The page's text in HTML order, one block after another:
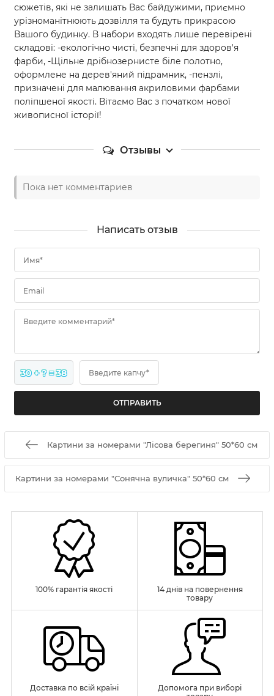
сюжетів, які не залишать Вас байдужими, приємно
урізноманітнюють дозвілля та будуть прикрасою
Вашого будинку. В набори входять лише перевірені
складові: -екологічно чисті, безпечні для здоров'я
фарби, -Щільне дрібнозернисте біле полотно,
оформлене на дерев'яний підрамник, -пензлі,
призначені для малювання акриловими фарбами
поліпшеної якості. Вітаємо Вас з початком нової
живописної історії!
Отзывы
Пока нет комментариев
Написать отзыв
Имя*
Email
Введите комментарий*
30 + ? = 38 Введите капчу*
Картини за номерами "Лісова берегиня" 50*60 см
Картини за номерами "Сонячна вуличка" 50*60 см
100% гарантія якості
14 днів на повернення
товару
Доставка по всій країні
Допомога при виборі